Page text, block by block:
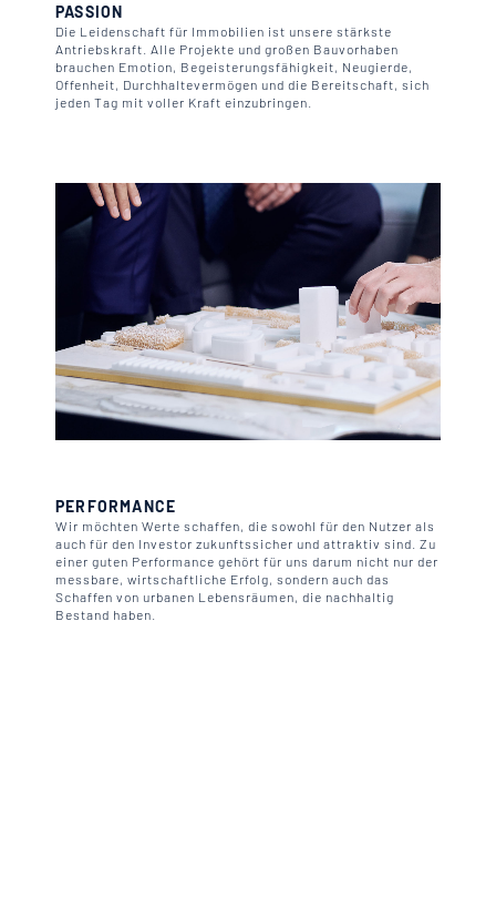
PASSION
Die Leidenschaft für Immobilien ist unsere stärkste
Antriebskraft. Alle Projekte und großen Bauvorhaben
brauchen Emotion, Begeisterungsfähigkeit, Neugierde,
Offenheit, Durchhaltevermögen und die Bereitschaft, sich
jeden Tag mit voller Kraft einzubringen.
PERFORMANCE
Wir möchten Werte schaffen, die sowohl für den Nutzer als
auch für den Investor zukunftssicher und attraktiv sind. Zu
einer guten Performance gehört für uns darum nicht nur der
messbare, wirtschaftliche Erfolg, sondern auch das
Schaffen von urbanen Lebensräumen, die nachhaltig
Bestand haben.